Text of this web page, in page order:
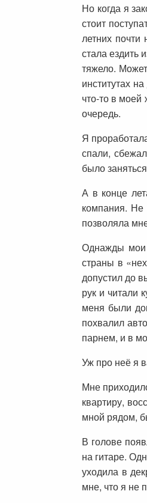
Но когда я
стоит
летних
стала ездить
тяжело.
институтах
что-то в моей
очередь.
Я
спали,
было
А в конце
компания.
позволяла
Однажды мои
страны в
допустил до
рук и читали
меня были
похвалил
парнем, и в
Уж про неё я
Мне
квартиру,
мной рядом,
В голове
на гитаре.
уходила в
мне, что я не